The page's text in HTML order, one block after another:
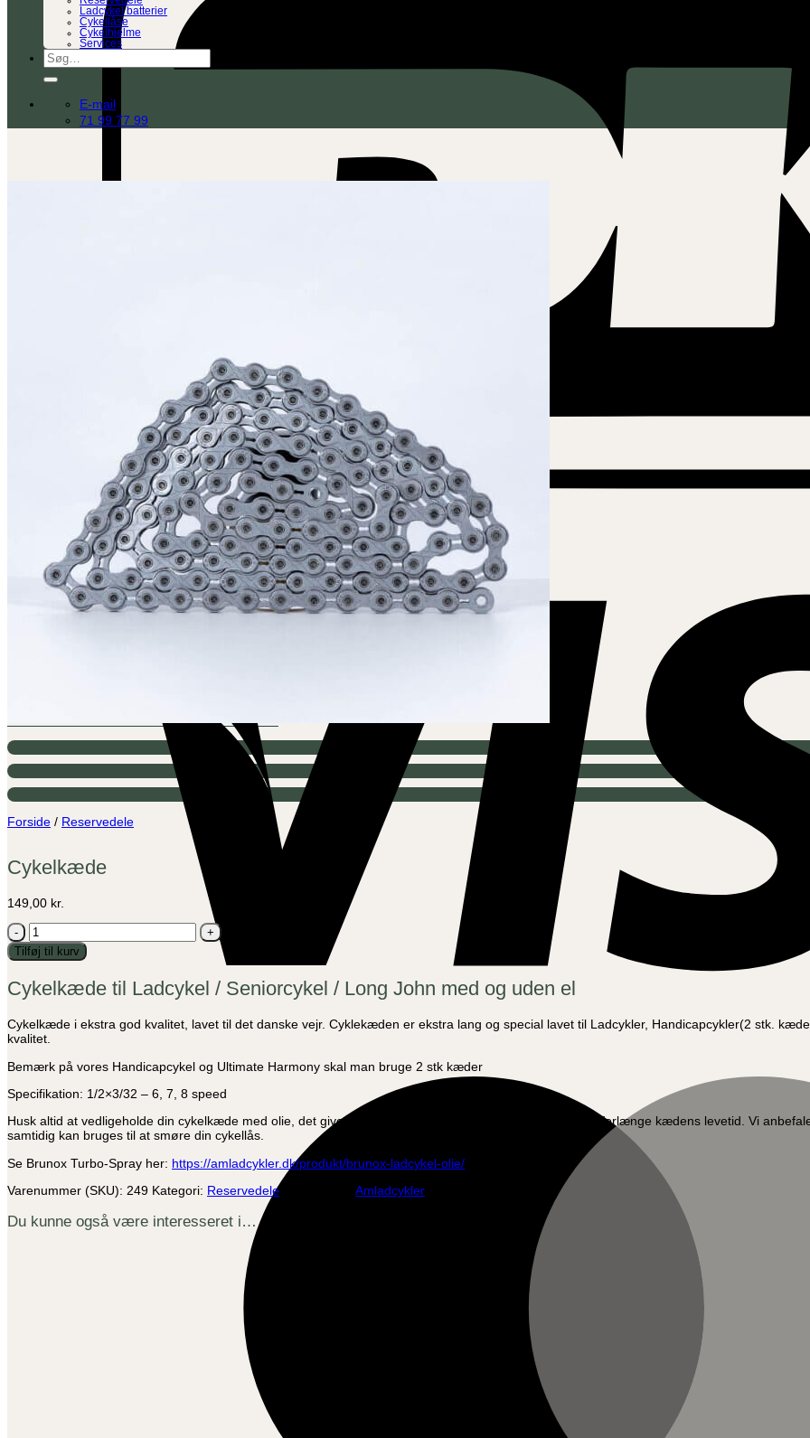
Ladcykel batterier
Cykellåse
Cykelhjelme
Services
Søg
efter:
E-mail
71 99 77 99
Forside / Reservedele
Cykelkæde
149,00 kr.
Cykelkæde
antal
Tilføj til kurv
Cykelkæde til Ladcykel / Seniorcykel / Long John med og uden el
Cykelkæde i ekstra god kvalitet, lavet til det danske vejr. Cyklekæden er ekstra lang og special lavet til Ladcykler, Handicapcykler(2 stk.
kvalitet.
Bemærk på vores Handicapcykel og Ultimate Harmony skal man bruge 2 stk kæder
Specifikation: 1/2×3/32 – 6, 7, 8 speed
Husk altid at vedligeholde din cykelkæde med olie, det giver dig en bedre køreoplevelse og er med til at forlænge kædens levetid. Vi
samtidig kan bruges til at smøre din cykellås.
Se Brunox Turbo-Spray her: https://amladcykler.dk/produkt/brunox-ladcykel-olie/
Varenummer (SKU): 249 Kategori: Reservedele Amladcykler
Du kunne også være interesseret i…